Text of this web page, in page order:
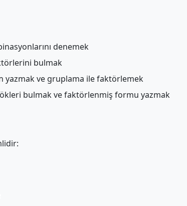
denemek
bulmak
yazmak ve gruplama ile faktörlemek
bulmak ve faktörlenmiş formu yazmak